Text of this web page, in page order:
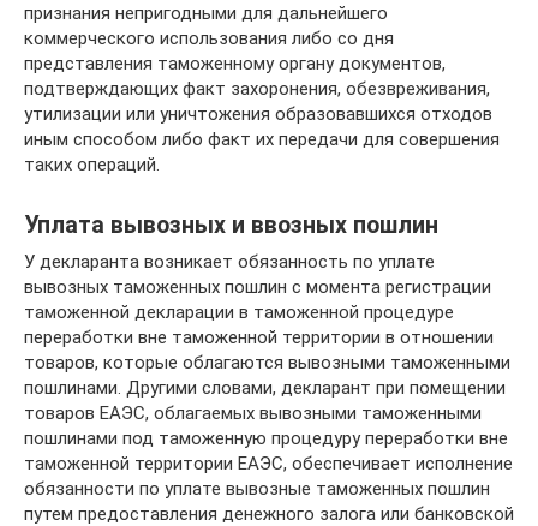
признания непригодными для дальнейшего
коммерческого использования либо со дня
представления таможенному органу документов,
подтверждающих факт захоронения, обезвреживания,
утилизации или уничтожения образовавшихся отходов
иным способом либо факт их передачи для совершения
таких операций.
Уплата вывозных и ввозных пошлин
У декларанта возникает обязанность по уплате
вывозных таможенных пошлин с момента регистрации
таможенной декларации в таможенной процедуре
переработки вне таможенной территории в отношении
товаров, которые облагаются вывозными таможенными
пошлинами. Другими словами, декларант при помещении
товаров ЕАЭС, облагаемых вывозными таможенными
пошлинами под таможенную процедуру переработки вне
таможенной территории ЕАЭС, обеспечивает исполнение
обязанности по уплате вывозные таможенных пошлин
путем предоставления денежного залога или банковской